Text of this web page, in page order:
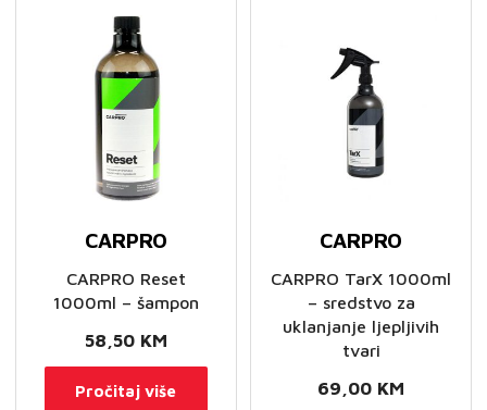
CARPRO
CARPRO Reset
1000ml – šampon
58,50 KM
Pročitaj više
CARPRO
CARPRO TarX 1000ml
– sredstvo za
uklanjanje ljepljivih
tvari
69,00 KM